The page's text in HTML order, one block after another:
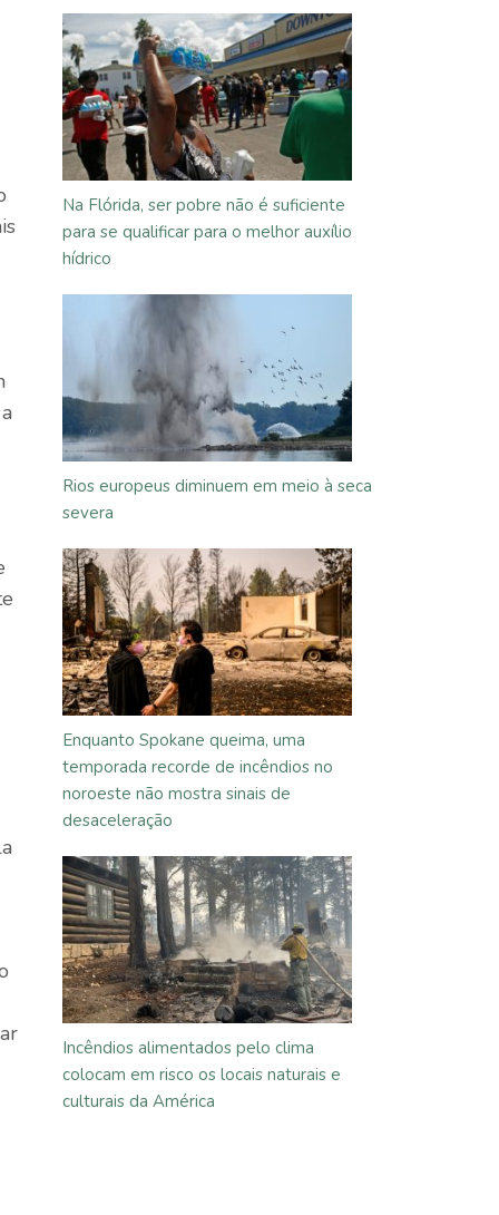
Na Flórida, ser pobre não é suficiente
para se qualificar para o melhor auxílio
hídrico
Rios europeus diminuem em meio à seca
severa
Enquanto Spokane queima, uma
temporada recorde de incêndios no
noroeste não mostra sinais de
desaceleração
Incêndios alimentados pelo clima
colocam em risco os locais naturais e
culturais da América